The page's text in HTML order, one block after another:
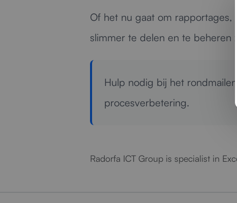
Of het nu gaat om rapportages,
slimmer te delen en te beheren
Hulp nodig bij het
procesverbetering.
Radorfa ICT Group is specialist in